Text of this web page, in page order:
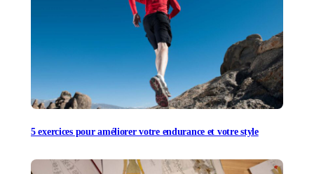
5 exercices pour améliorer votre endurance et votre style